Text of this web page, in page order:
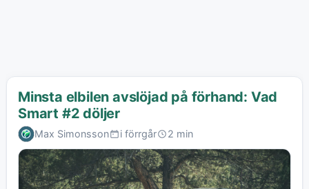
Minsta elbilen avslöjad på förhand: Vad
Smart #2 döljer
Max Simonsson i förrgår 2 min